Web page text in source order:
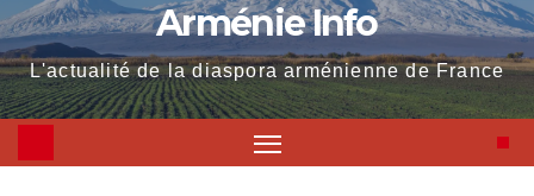
Arménie Info
L'actualité de la diaspora arménienne de France